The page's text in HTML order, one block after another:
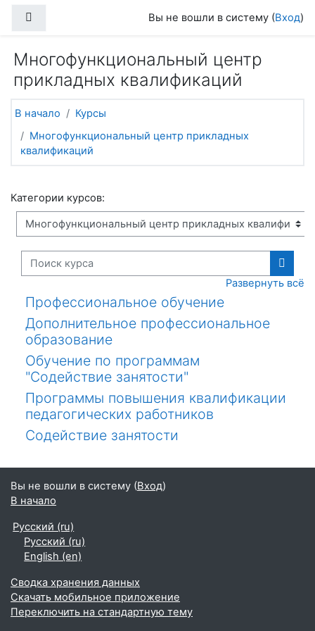
Вы не вошли в систему (Вход)
Многофункциональный центр
прикладных квалификаций
В начало
Курсы
Многофункциональный центр прикладных
квалификаций
Категории курсов:
Поиск курса
Поиск
Развернуть всё
Профессиональное обучение
Дополнительное профессиональное
образование
Обучение по программам
"Содействие занятости"
Программы повышения квалификации
педагогических работников
Содействие занятости
Вы не вошли в систему (Вход)
В начало
Русский ‎(ru)‎
Русский ‎(ru)‎
English ‎(en)‎
Сводка хранения данных
Скачать мобильное приложение
Переключить на стандартную тему